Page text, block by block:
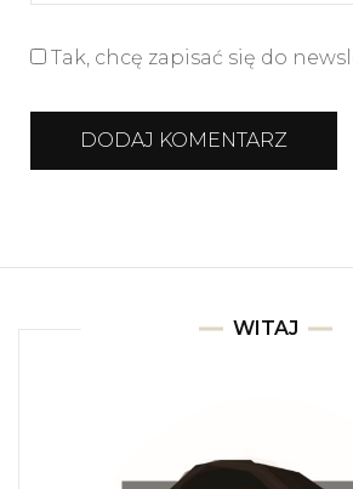
Tak, chcę zapisać się do
WITAJ